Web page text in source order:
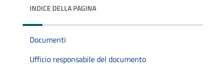
INDICE DELLA PAGINA
Documenti
Ufficio responsabile del documento